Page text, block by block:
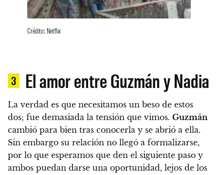
Crédito: Netflix
3 El amor entre Guzmán y Nadia
La verdad es que necesitamos un beso de estos
dos; fue demasiada la tensión que vimos. Guzmán
cambió para bien tras conocerla y se abrió a ella.
Sin embargo su relación no llegó a formalizarse,
por lo que esperamos que den el siguiente paso y
ambos puedan darse una oportunidad, lejos de los